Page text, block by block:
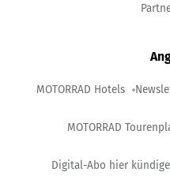
MOTORRAD Hotels
MOTORRAD
Digital-Abo hier